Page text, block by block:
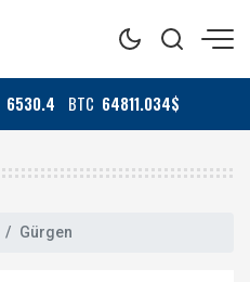
6530.4 BTC 64811.034$
Gürgen